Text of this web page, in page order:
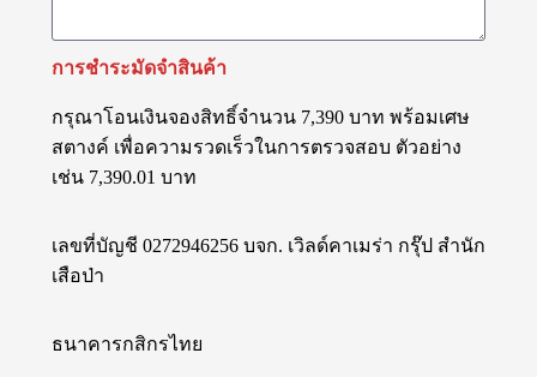
การชำระมัดจำสินค้า
กรุณาโอนเงินจองสิทธิ์จำนวน 7,390 บาท พร้อมเศษ
สตางค์ เพื่อความรวดเร็วในการตรวจสอบ ตัวอย่าง
เช่น 7,390.01 บาท
เลขที่บัญชี 0272946256 บจก. เวิลด์คาเมร่า กรุ๊ป สำนัก
เสือป่า
ธนาคารกสิกรไทย